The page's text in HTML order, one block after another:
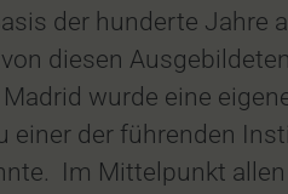
der hunderte
diesen
wurde eine
der führenden
Im Mittelpunkt